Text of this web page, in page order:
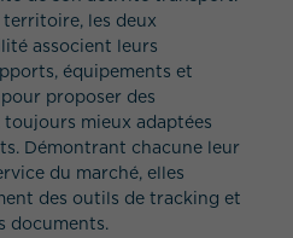
les deux
associent leurs
équipements et
proposer des
mieux adaptées
Démontrant chacune leur
du marché, elles
des outils de tracking et
documents.